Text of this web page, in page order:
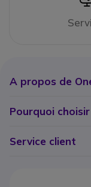
A propos de
Pourquoi
Service client